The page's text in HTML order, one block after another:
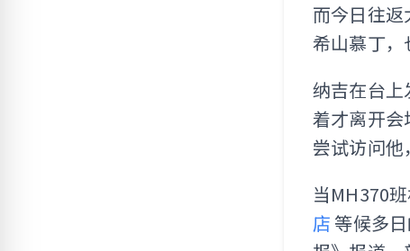
而今日往
希山慕丁，
纳吉在台
着才离开
尝试访问他
当MH370
店 等候多